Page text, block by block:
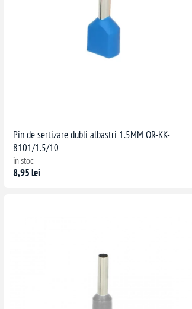
Pin de sertizare dubli albastri 1.5MM OR-KK-
8101/1.5/10
în stoc
8,95 lei